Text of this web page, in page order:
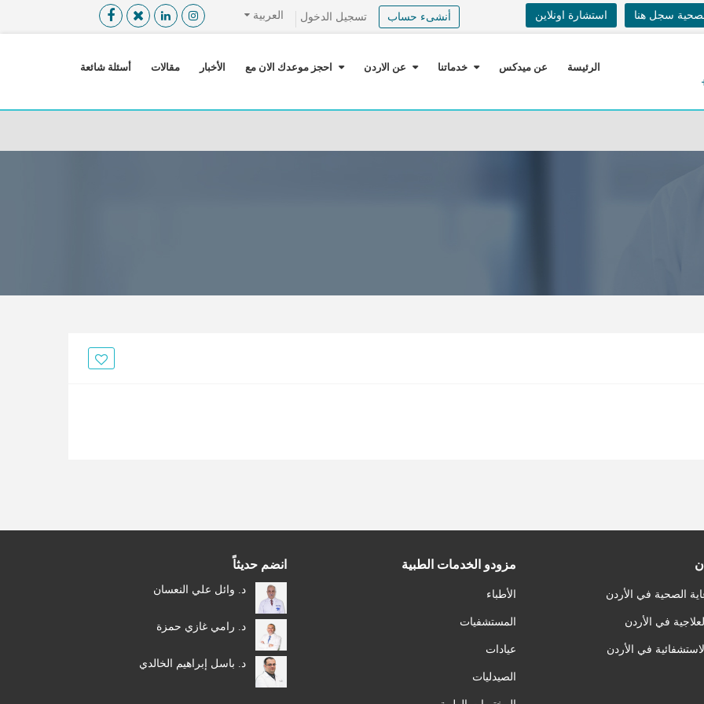
القائمة X
العربية تسجيل الدخول استشارة اونلاين سجل هنا أنشىء حساب
الرئيسة عن ميدكس خدماتنا عن الاردن احجز موعدك الان مع الأخبار مقالات أسئلة شائعة
الصحية في الأردن
في الأردن
في الأردن
مزودو الخدمات الطبية
الأطباء
المستشفيات
عيادات
الصيدليات
انضم حديثاً
د. وائل علي النعسان
د. رامي غازي حمزة
د. باسل إبراهيم الخالدي